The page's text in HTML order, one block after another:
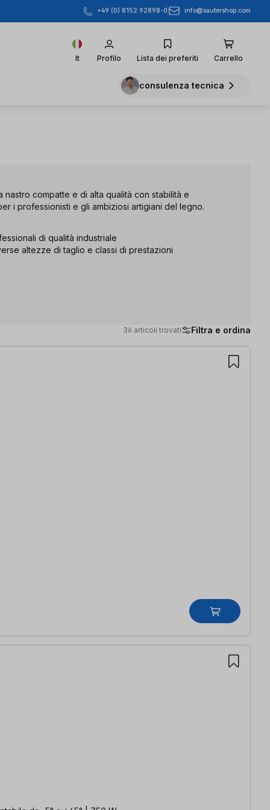
+49 (0) 8152 92898-0 info@sautershop.com
It Profilo Lista dei preferiti Carrello
consulenza tecnica
nastro compatte e di alta qualità con stabilità e
i professionisti e gli ambiziosi artigiani del legno.
di qualità industriale
altezze di taglio e classi di prestazioni
36 articoli trovati Filtra e ordina